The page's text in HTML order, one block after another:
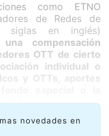
como ETNO
de Redes de
siglas en inglés)
compensación
OTT de cierto
individual o
y OTTs, aportes
novedades en